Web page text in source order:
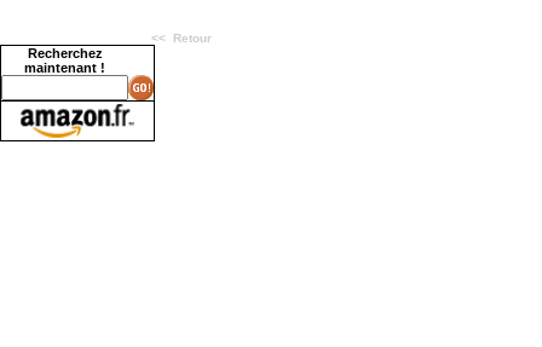
<< Retour
Recherchez
maintenant !